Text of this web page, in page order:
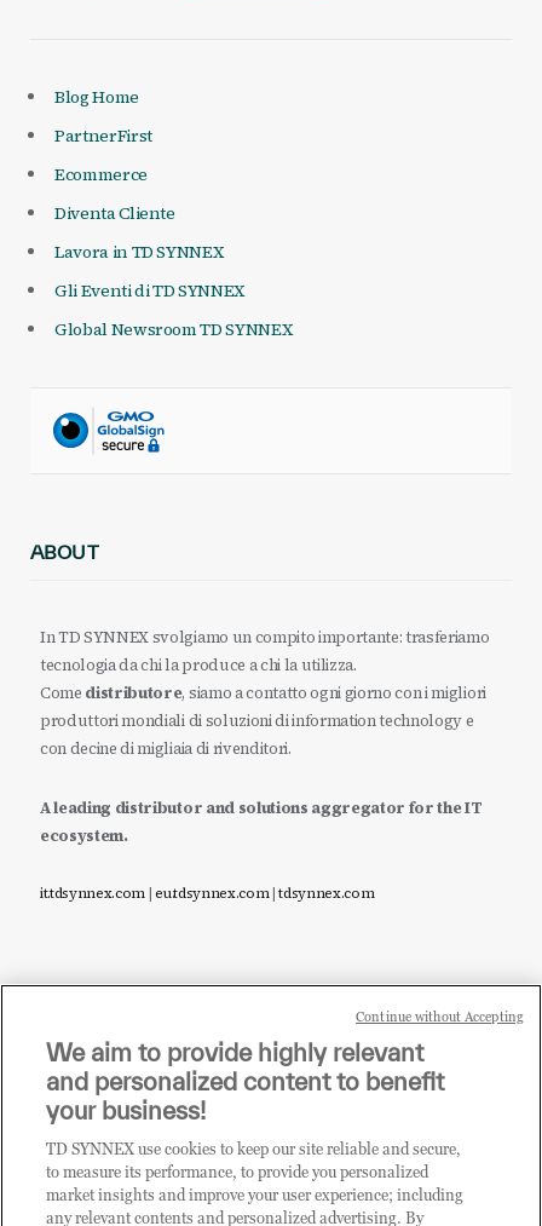
Blog Home
PartnerFirst
Ecommerce
Diventa Cliente
Lavora in TD SYNNEX
Gli Eventi di TD SYNNEX
Global Newsroom TD SYNNEX
ABOUT
In TD SYNNEX svolgiamo un compito importante: trasferiamo
tecnologia da chi la produce a chi la utilizza.
Come distributore, siamo a contatto ogni giorno con i migliori
produttori mondiali di soluzioni di information technology e
con decine di migliaia di rivenditori.
A leading distributor and solutions aggregator for the IT
ecosystem.
it.tdsynnex.com|eu.tdsynnex.com|tdsynnex.com
Sei un rivenditore di tecnologia e desideri acquistare
i prodotti o le soluzioni trattate sul blog?
CLICCA QUI E DIVENTA
CLIENTE TD SYNNEX
We aim to provide highly relevant
and personalized content to benefit
your business!
TD SYNNEX use cookies to keep our site reliable and secure,
to measure its performance, to provide you personalized
market insights and improve your user experience; including
any relevant contents and personalized advertising. By
Continue without Accepting